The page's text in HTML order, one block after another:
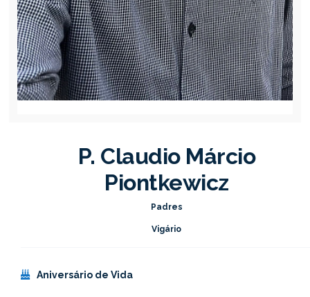
P. Claudio Márcio
Piontkewicz
Padres
Vigário
Aniversário de Vida